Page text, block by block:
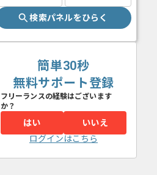
検索パネルをひらく
簡単30秒
無料サポート登録
フリーランスの経験はございます
か？
はい
いいえ
ログインはこちら